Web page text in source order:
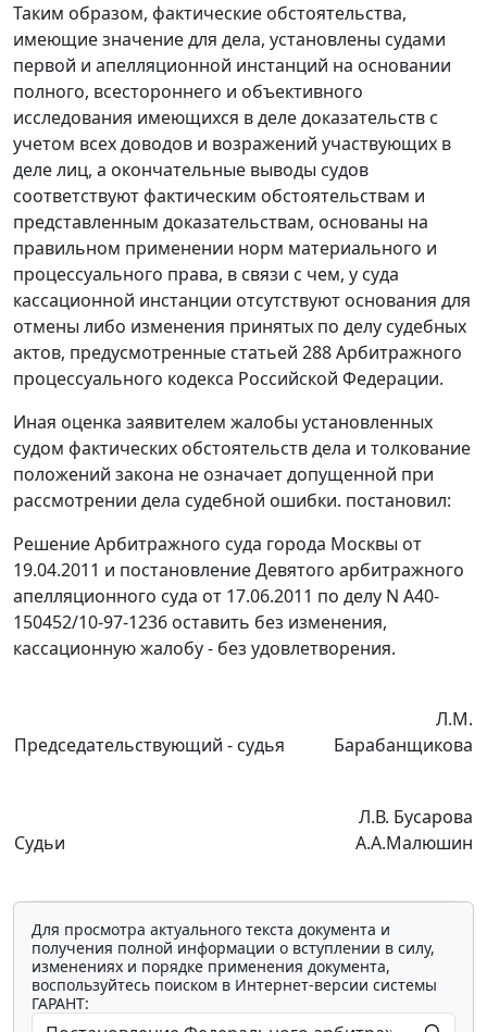
Таким образом, фактические обстоятельства,
имеющие значение для дела, установлены судами
первой и апелляционной инстанций на основании
полного, всестороннего и объективного
исследования имеющихся в деле доказательств с
учетом всех доводов и возражений участвующих в
деле лиц, а окончательные выводы судов
соответствуют фактическим обстоятельствам и
представленным доказательствам, основаны на
правильном применении норм материального и
процессуального права, в связи с чем, у суда
кассационной инстанции отсутствуют основания для
отмены либо изменения принятых по делу судебных
актов, предусмотренные статьей 288Арбитражного
процессуального кодекса Российской Федерации.
Иная оценка заявителем жалобы установленных
судом фактических обстоятельств дела и толкование
положений закона не означает допущенной при
рассмотрении дела судебной ошибки. постановил:
Решение Арбитражного суда города Москвы от
19.04.2011 и постановлениеДевятого арбитражного
апелляционного суда от 17.06.2011 по делу N А40-
150452/10-97-1236 оставить без изменения,
кассационную жалобу - без удовлетворения.
Председательствующий - судья
Л.М.
Барабанщикова
Судьи
Л.В. Бусарова
А.А.Малюшин
Для просмотра актуального текста документа и
получения полной информации о вступлении в силу,
изменениях и порядке применения документа,
воспользуйтесь поиском в Интернет-версии системы
ГАРАНТ: